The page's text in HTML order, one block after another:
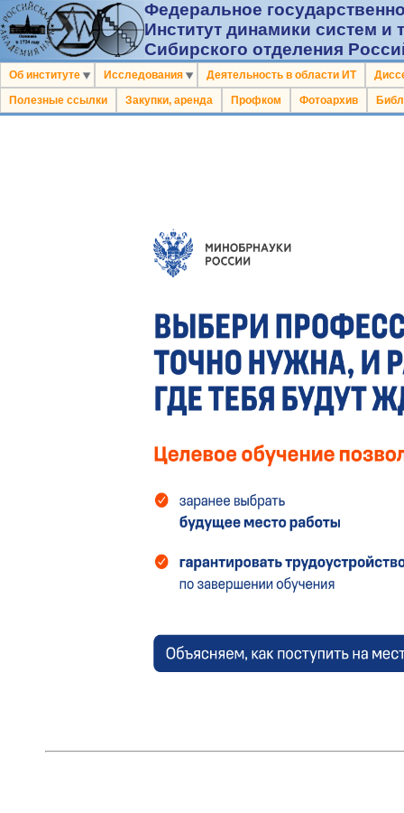
Федеральное
Институт динамики систем
Сибирского отделения
Об институте Исследования Деятельность в области ИТ
Полезные ссылки
Закупки, аренда Профком Фотоархив